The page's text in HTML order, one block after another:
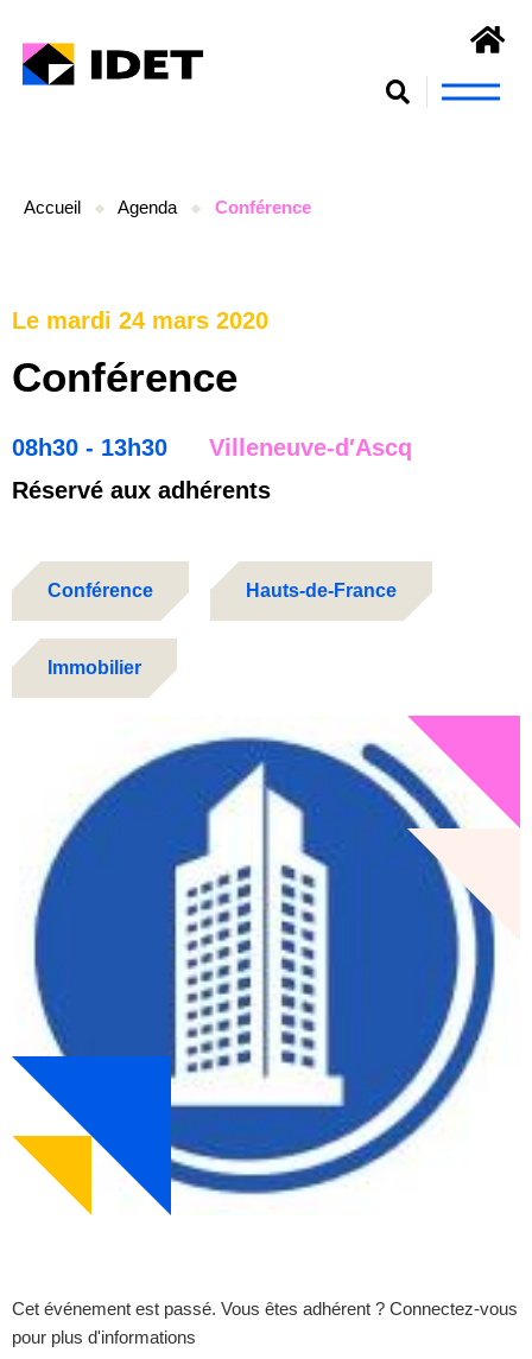
Accueil Agenda Conférence
Le mardi 24 mars 2020
Conférence
08h30 - 13h30
Villeneuve-d′Ascq
Réservé aux adhérents
Conférence Hauts-de-France
Immobilier
Cet événement est passé. Vous êtes adhérent ? Connectez-vous
pour plus d'informations